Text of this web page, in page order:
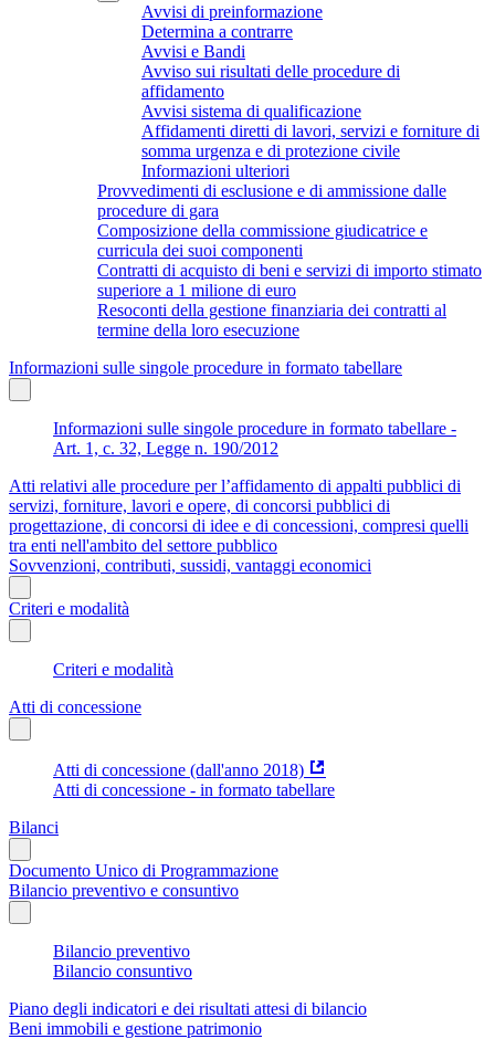
Avvisi di preinformazione
Determina a contrarre
Avvisi e Bandi
Avviso sui risultati delle procedure di
affidamento
Avvisi sistema di qualificazione
Affidamenti diretti di lavori, servizi e forniture di
somma urgenza e di protezione civile
Informazioni ulteriori
Provvedimenti di esclusione e di ammissione dalle
procedure di gara
Composizione della commissione giudicatrice e
curricula dei suoi componenti
Contratti di acquisto di beni e servizi di importo stimato
superiore a 1 milione di euro
Resoconti della gestione finanziaria dei contratti al
termine della loro esecuzione
Informazioni sulle singole procedure in formato tabellare
Informazioni sulle singole procedure in formato tabellare -
Art. 1, c. 32, Legge n. 190/2012
Atti relativi alle procedure per l’affidamento di appalti pubblici di
servizi, forniture, lavori e opere, di concorsi pubblici di
progettazione, di concorsi di idee e di concessioni, compresi quelli
tra enti nell'ambito del settore pubblico
Sovvenzioni, contributi, sussidi, vantaggi economici
Criteri e modalità
Criteri e modalità
Atti di concessione
Atti di concessione (dall'anno 2018)
Atti di concessione - in formato tabellare
Bilanci
Documento Unico di Programmazione
Bilancio preventivo e consuntivo
Bilancio preventivo
Bilancio consuntivo
Piano degli indicatori e dei risultati attesi di bilancio
Beni immobili e gestione patrimonio